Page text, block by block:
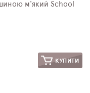
м'який School
КУПИТИ